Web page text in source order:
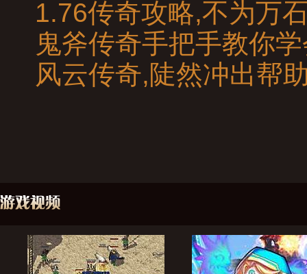
1.76传奇攻略,不为万
鬼斧传奇手把手教你
风云传奇,陡然冲出帮